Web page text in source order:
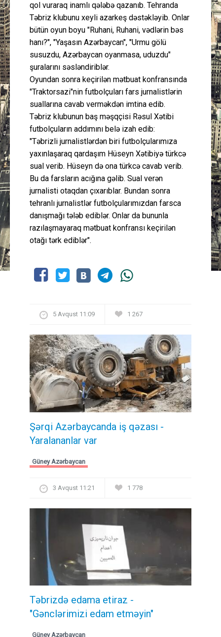
qol vuraraq inamlı qələbə qazanıb. Tehranda
Təbriz klubunu xeyli azarkeş dəstəkləyib. Onlar
bütün oyun boyu "Ruhani, Ruhani, vədlərin bəs
hanı?", "Yaşasın Azərbaycan", "Urmu gölü
susuzdu, Azərbaycan oyanmasa, uduzdu"
şuralarını səsləndiriblər.
Oyundan sonra keçirilən mətbuat konfransında
"Traktorsazi"nin futbolçuları fars jurnalistlərin
suallarına cavab verməkdən imtina edib.
Təbriz klubunun baş məşqçisi Rəsul Xətibi
futbolçuların addımını belə izah edib:
"Təbrizli jurnalistlərdən biri futbolçularımıza
yaxınlaşaraq qardaşım Hüseyn Xətibiyə türkcə
sual verib. Hüseyn də ona türkcə cavab verib.
Bu da farsların acığına gəlib. Sual verən
jurnalisti otaqdan çıxarıblar. Bundan sonra
tehranlı jurnalistlər futbolçularımızdan farsca
danışmağı tələb ediblər. Onlar da bununla
razılaşmayaraq mətbuat konfransı keçirilən
otağı tərk ediblər".
5 Avqust 11:09 1 267
Şərqi Azərbaycanda iş qəzası -
Yaralananlar var
Güney Azərbaycan
3 Avqust 11:21 1 778
Təbrizdə edama etiraz -
"Gənclərimizi edam etməyin"
Güney Azərbaycan